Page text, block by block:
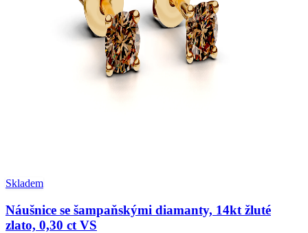
Skladem
Náušnice se šampaňskými diamanty, 14kt žluté
zlato, 0,30 ct VS